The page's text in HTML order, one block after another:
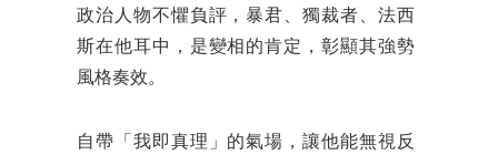
政治人物不懼負評，暴君、獨裁者、法西
斯在他耳中，是變相的肯定，彰顯其強勢
風格奏效。
自帶「我即真理」的氣場，讓他能無視反